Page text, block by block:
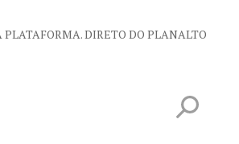
PLATAFORMA. DIRETO DO PLANALTO